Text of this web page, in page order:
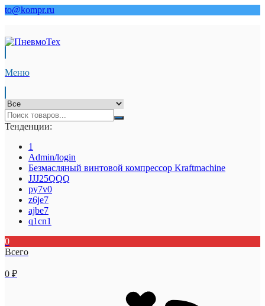
to@kompr.ru
Меню
Тенденции:
1
Admin/login
Безмасляный винтовой компрессор Kraftmaсhine
JJJ25QQQ
py7v0
z6je7
ajbe7
q1cn1
0
Всего
0 ₽